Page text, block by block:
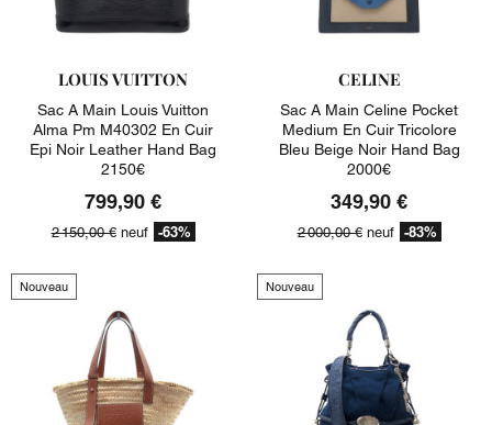
LOUIS VUITTON
Sac A Main Louis Vuitton
Alma Pm M40302 En Cuir
Epi Noir Leather Hand Bag
2150€
799,90 €
2 150,00 €neuf -63%
CELINE
Sac A Main Celine Pocket
Medium En Cuir Tricolore
Bleu Beige Noir Hand Bag
2000€
349,90 €
2 000,00 €neuf -83%
Nouveau Nouveau